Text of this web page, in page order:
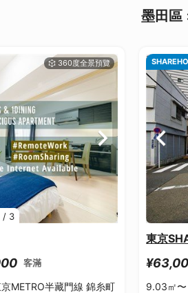
墨田區
/ 3
客滿
METRO半藏門線 錦糸町
東京
9.03㎡